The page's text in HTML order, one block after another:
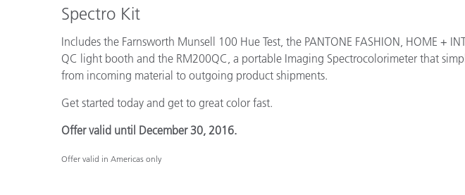
Spectro Kit
Includes the Farnsworth Munsell 100 Hue Test, the PANTONE FASHION, HOME +
QC light booth and the RM200QC, a portable Imaging Spectrocolorimeter that
from incoming material to outgoing product shipments.
Get started today and get to great color fast.
Offer valid until December 30, 2016.
Offer valid in Americas only